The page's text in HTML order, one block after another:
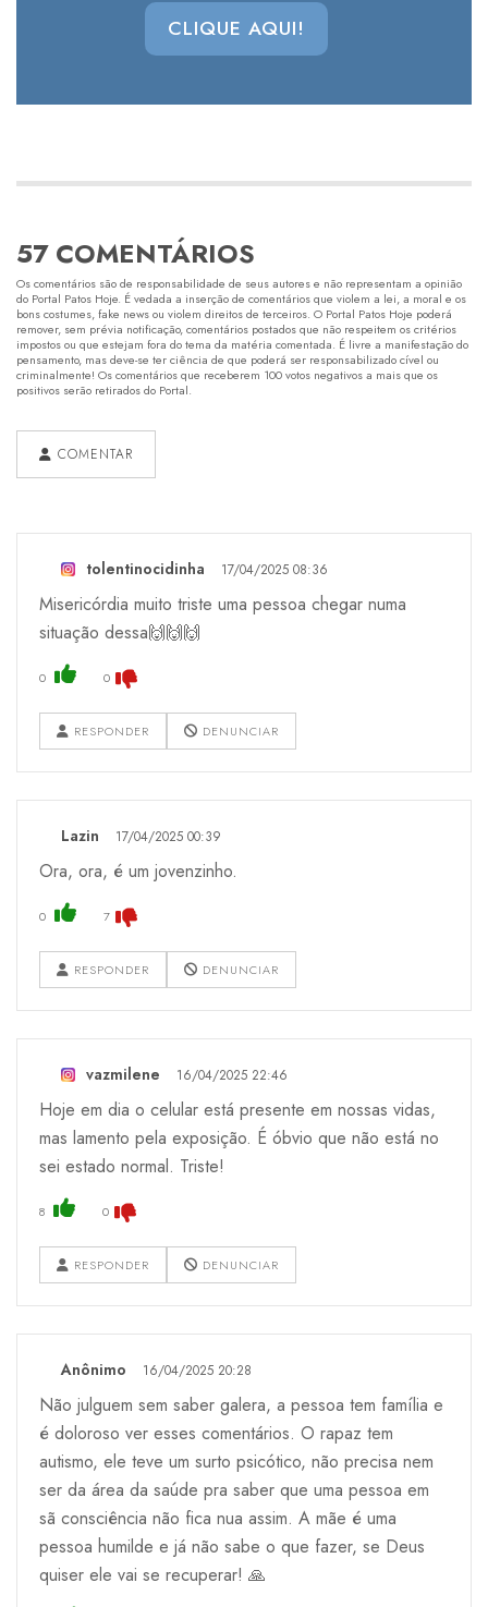
CLIQUE AQUI!
57 COMENTÁRIOS
Os comentários são de responsabilidade de seus autores e não representam a opinião
do Portal Patos Hoje. É vedada a inserção de comentários que violem a lei, a moral e os
bons costumes, fake news ou violem direitos de terceiros. O Portal Patos Hoje poderá
remover, sem prévia notificação, comentários postados que não respeitem os critérios
impostos ou que estejam fora do tema da matéria comentada. É livre a manifestação do
pensamento, mas deve-se ter ciência de que poderá ser responsabilizado cível ou
criminalmente! Os comentários que receberem 100 votos negativos a mais que os
positivos serão retirados do Portal.
COMENTAR
tolentinocidinha 17/04/2025 08:36
Misericórdia muito triste uma pessoa chegar numa
situação dessa🙌🙌🙌
0 0
RESPONDER DENUNCIAR
Lazin 17/04/2025 00:39
Ora, ora, é um jovenzinho.
0 7
RESPONDER DENUNCIAR
vazmilene 16/04/2025 22:46
Hoje em dia o celular está presente em nossas vidas,
mas lamento pela exposição. É óbvio que não está no
sei estado normal. Triste!
8 0
RESPONDER DENUNCIAR
Anônimo 16/04/2025 20:28
Não julguem sem saber galera, a pessoa tem família e
é doloroso ver esses comentários. O rapaz tem
autismo, ele teve um surto psicótico, não precisa nem
ser da área da saúde pra saber que uma pessoa em
sã consciência não fica nua assim. A mãe é uma
pessoa humilde e já não sabe o que fazer, se Deus
quiser ele vai se recuperar! 🙏